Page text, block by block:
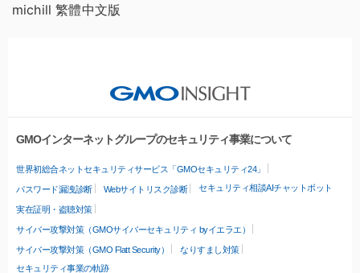
michill 繁體中文版
GMOインターネットグループのセキュリティ事業について
世界初総合ネットセキュリティサービス「GMOセキュリティ24」
パスワード漏洩診断 Webサイトリスク診断 セキュリティ相談AIチャットボット
実在証明・盗聴対策
サイバー攻撃対策（GMOサイバーセキュリティ byイエラエ）
サイバー攻撃対策（GMO Flatt Security）
なりすまし対策
セキュリティ事業の軌跡